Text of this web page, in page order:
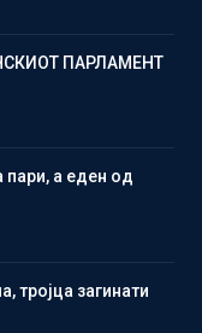
ПАРЛАМЕНТ
а еден од
тројца загинати